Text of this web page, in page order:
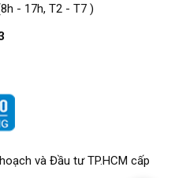
- 17h, T2 - T7 )
và Đầu tư TP.HCM cấp